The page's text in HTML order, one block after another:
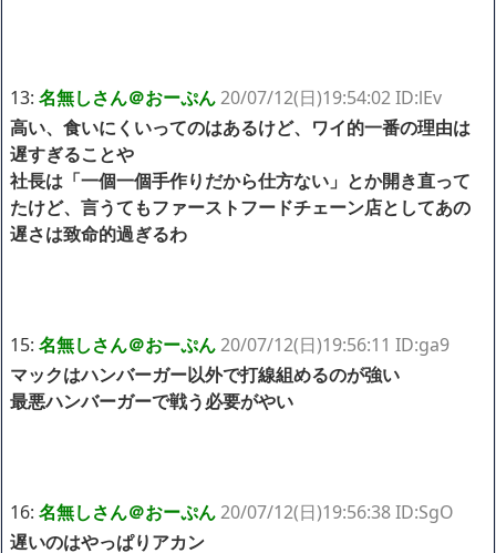
13: 名無しさん＠おーぷん20/07/12(日)19:54:02 ID:lEv
高い、食いにくいってのはあるけど、ワイ的一番の理由は
遅すぎることや
社長は「一個一個手作りだから仕方ない」とか開き直って
たけど、言うてもファーストフードチェーン店としてあの
遅さは致命的過ぎるわ
15: 名無しさん＠おーぷん20/07/12(日)19:56:11 ID:ga9
マックはハンバーガー以外で打線組めるのが強い
最悪ハンバーガーで戦う必要がやい
16: 名無しさん＠おーぷん20/07/12(日)19:56:38 ID:SgO
遅いのはやっぱりアカン